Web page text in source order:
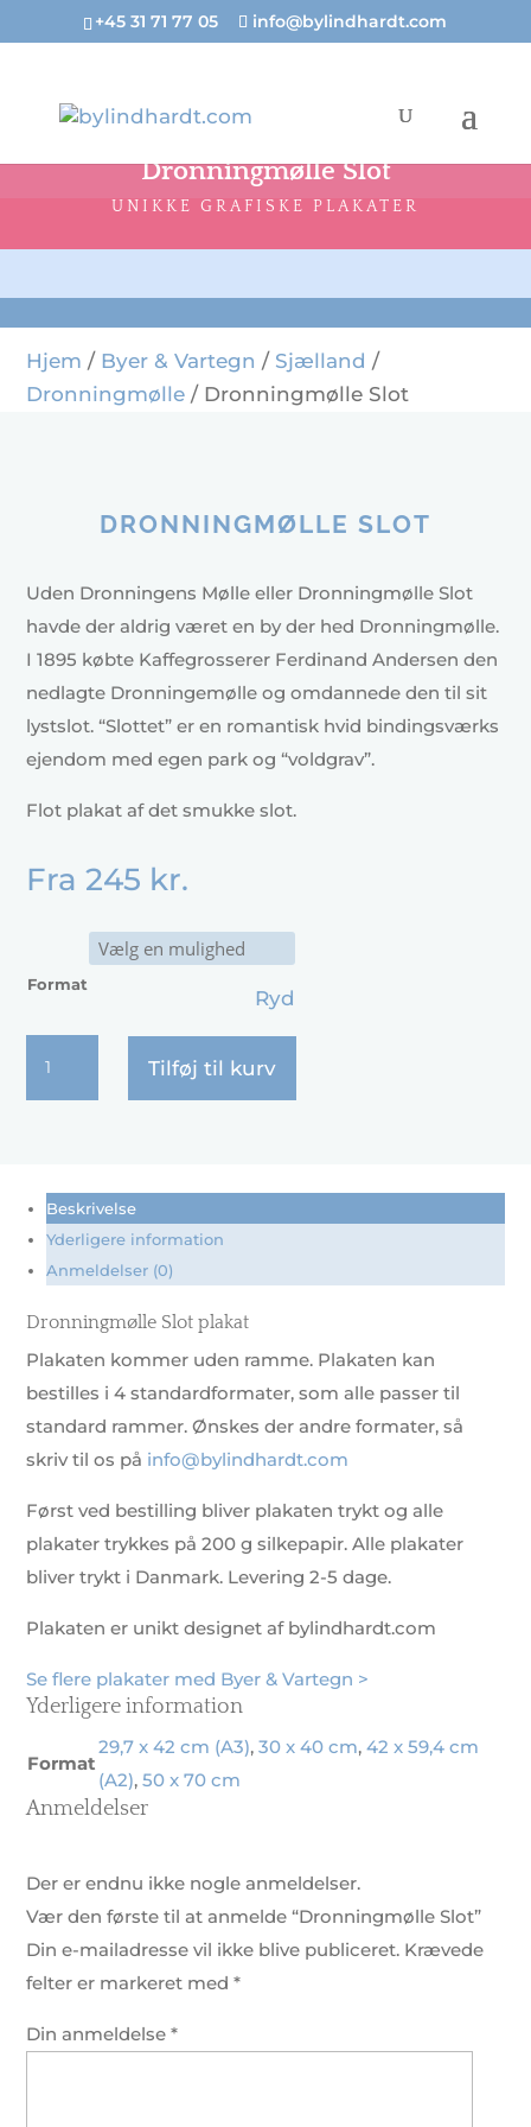
+45 31 71 77 05 info@bylindhardt.com
Dronningmølle Slot
UNIKKE GRAFISKE PLAKATER
Hjem / Byer & Vartegn / Sjælland /
Dronningmølle / Dronningmølle Slot
DRONNINGMØLLE SLOT
Uden Dronningens Mølle eller Dronningmølle Slot
havde der aldrig været en by der hed Dronningmølle.
I 1895 købte Kaffegrosserer Ferdinand Andersen den
nedlagte Dronningemølle og omdannede den til sit
lystslot. “Slottet” er en romantisk hvid bindingsværks
ejendom med egen park og “voldgrav”.
Flot plakat af det smukke slot.
Fra245 kr.
Format
Ryd
Tilføj til kurv
Beskrivelse
Yderligere information
Anmeldelser (0)
Dronningmølle Slot plakat
Plakaten kommer uden ramme. Plakaten kan
bestilles i 4 standardformater, som alle passer til
standard rammer. Ønskes der andre formater, så
skriv til os på info@bylindhardt.com
Først ved bestilling bliver plakaten trykt og alle
plakater trykkes på 200 g silkepapir. Alle plakater
bliver trykt i Danmark. Levering 2-5 dage.
Plakaten er unikt designet af bylindhardt.com
Se flere plakater med Byer & Vartegn >
Yderligere information
Format
29,7 x 42 cm (A3),30 x 40 cm,42 x 59,4 cm
(A2),50 x 70 cm
Anmeldelser
Der er endnu ikke nogle anmeldelser.
Vær den første til at anmelde “Dronningmølle Slot”
Din e-mailadresse vil ikke blive publiceret. Krævede
felter er markeret med*
Din anmeldelse*